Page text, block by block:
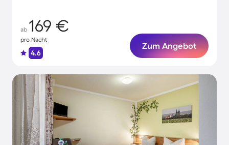
ab 169 €
pro Nacht
4.6
Zum Angebot